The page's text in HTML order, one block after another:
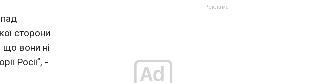
сторони
що вони ні
Росії", -